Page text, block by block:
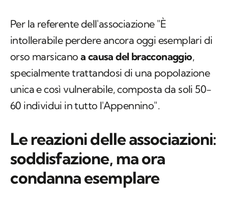
Per la referente dell'associazione "È
intollerabile perdere ancora oggi esemplari di
orso marsicano a causa del bracconaggio,
specialmente trattandosi di una popolazione
unica e così vulnerabile, composta da soli 50-
60 individui in tutto l'Appennino".
Le reazioni delle associazioni:
soddisfazione, ma ora
condanna esemplare